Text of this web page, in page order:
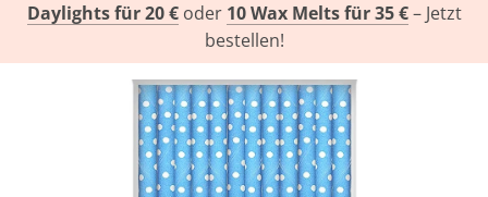
Daylights für 20 €oder 10 Wax Melts für 35 €– Jetzt
bestellen!